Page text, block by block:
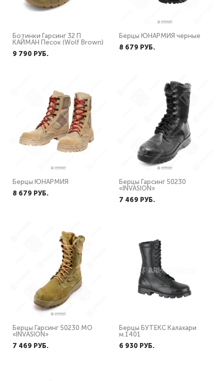
Ботинки Гарсинг 32 П
КАЙМАН Песок (Wolf Brown)
9 790 PУБ.
Берцы ЮНАРМИЯ черные
8 679 PУБ.
Берцы ЮНАРМИЯ
8 679 PУБ.
Берцы Гарсинг 50230
«INVASION»
7 469 PУБ.
Берцы Гарсинг 50230 МО
«INVASION»
7 469 PУБ.
Берцы БУТЕКС Калахари
м.1401
6 930 PУБ.